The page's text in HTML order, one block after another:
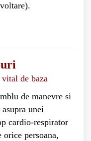
de baza
de manevre si
unei
cardio-respirator
persoana,